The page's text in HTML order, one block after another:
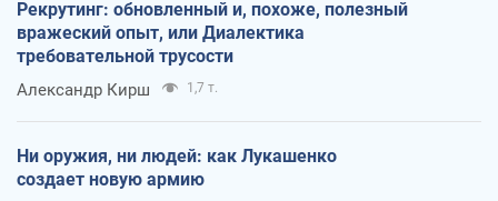
Рекрутинг: обновленный и, похоже, полезный
вражеский опыт, или Диалектика
требовательной трусости
Александр Кирш 1,7 т.
Ни оружия, ни людей: как Лукашенко
создает новую армию